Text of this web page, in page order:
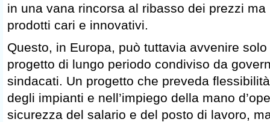
in una vana rincorsa al ribasso dei prezzi
prodotti cari e innovativi.
Questo, in Europa, può tuttavia avvenire
progetto di lungo periodo condiviso da
sindacati. Un progetto che preveda
degli impianti e nell’impiego della mano
sicurezza del salario e del posto di lavoro,